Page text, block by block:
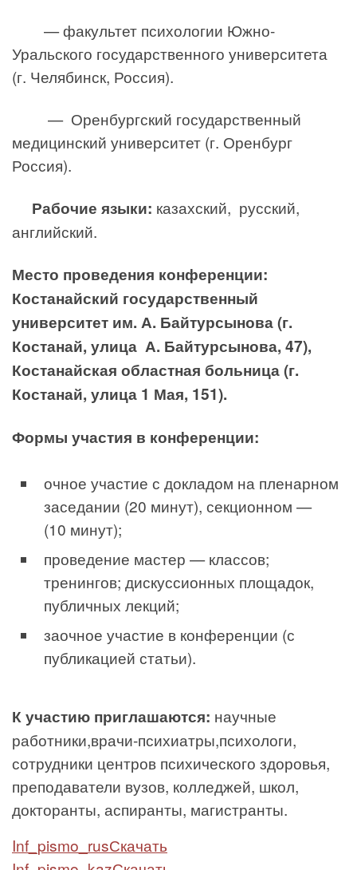
— факультет психологии Южно-
Уральского государственного университета
(г. Челябинск, Россия).
— Оренбургский государственный
медицинский университет (г. Оренбург
Россия).
Рабочие языки: казахский, русский,
английский.
Место проведения конференции:
Костанайский государственный
университет им. А. Байтурсынова (г.
Костанай, улица А. Байтурсынова, 47),
Костанайская областная больница (г.
Костанай, улица 1 Мая, 151).
Формы участия в конференции:
очное участие с докладом на пленарном
заседании (20 минут), секционном —
(10 минут);
проведение мастер — классов;
тренингов; дискуссионных площадок,
публичных лекций;
заочное участие в конференции (с
публикацией статьи).
К участию приглашаются: научные
работники,врачи-психиатры,психологи,
сотрудники центров психического здоровья,
преподаватели вузов, колледжей, школ,
докторанты, аспиранты, магистранты.
Inf_pismo_rusСкачать